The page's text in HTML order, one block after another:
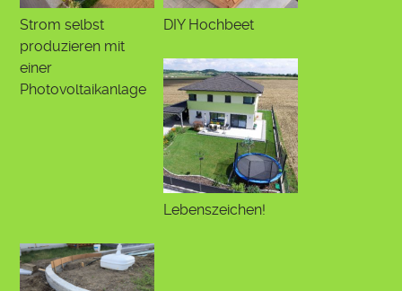
Strom selbst
produzieren mit
einer
Photovoltaikanlage
DIY Hochbeet
Lebenszeichen!